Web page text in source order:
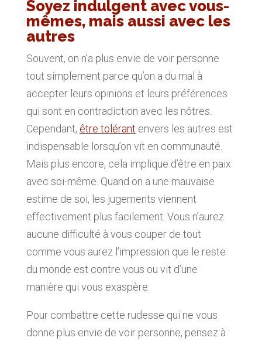
Soyez indulgent avec vous-
mêmes, mais aussi avec les
autres
Souvent, on n’a plus envie de voir personne
tout simplement parce qu’on a du mal à
accepter leurs opinions et leurs préférences
qui sont en contradiction avec les nôtres.
Cependant, être tolérant envers les autres est
indispensable lorsqu’on vit en communauté.
Mais plus encore, cela implique d’être en paix
avec soi-même. Quand on a une mauvaise
estime de soi, les jugements viennent
effectivement plus facilement. Vous n’aurez
aucune difficulté à vous couper de tout
comme vous aurez l’impression que le reste
du monde est contre vous ou vit d’une
manière qui vous exaspère.
Pour combattre cette rudesse qui ne vous
donne plus envie de voir personne, pensez à :